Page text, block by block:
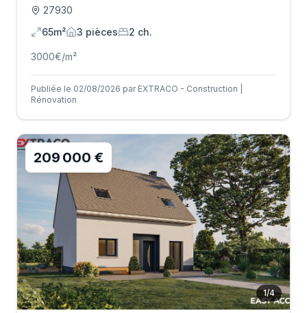
27930
65m²
3 pièces 2 ch.
3000€/m²
Publiée le 02/08/2026 par EXTRACO - Construction |
Rénovation
1/4
209 000 €